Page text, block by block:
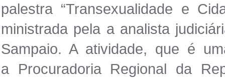
palestra “Transexualidade e
ministrada pela a analista
Sampaio. A atividade, que é
a Procuradoria Regional da